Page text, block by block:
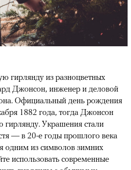
гирлянду из разноцветных
Джонсон, инженер и деловой
Официальный день рождения
1882 года, тогда Джонсон
гирлянду. Украшения стали
— в 20-е годы прошлого века
одним из символов зимних
использовать современные